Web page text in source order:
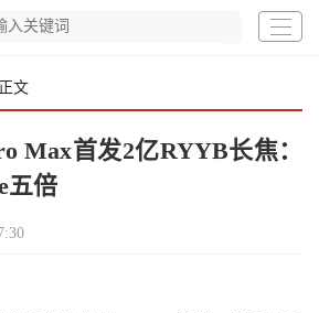
正文
Max首发2亿RYYB长焦：
五倍